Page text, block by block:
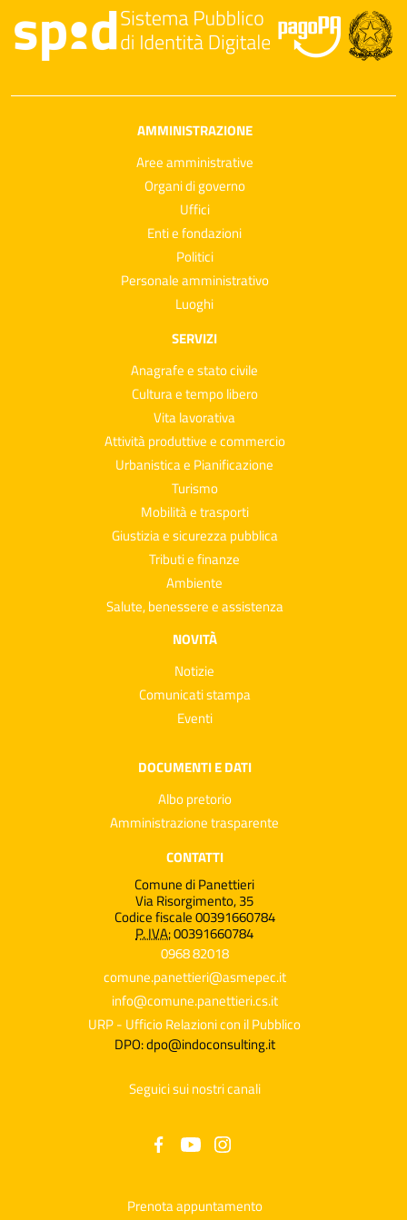
AMMINISTRAZIONE
Aree amministrative
Organi di governo
Uffici
Enti e fondazioni
Politici
Personale amministrativo
Luoghi
SERVIZI
Anagrafe e stato civile
Cultura e tempo libero
Vita lavorativa
Attività produttive e commercio
Urbanistica e Pianificazione
Turismo
Mobilità e trasporti
Giustizia e sicurezza pubblica
Tributi e finanze
Ambiente
Salute, benessere e assistenza
NOVITÀ
Notizie
Comunicati stampa
Eventi
DOCUMENTI E DATI
Albo pretorio
Amministrazione trasparente
CONTATTI
Comune di Panettieri
Via Risorgimento, 35
Codice fiscale 00391660784
P. IVA:00391660784
0968 82018
comune.panettieri@asmepec.it
info@comune.panettieri.cs.it
URP - Ufficio Relazioni con il Pubblico
DPO: dpo@indoconsulting.it
Seguici sui nostri canali
Prenota appuntamento